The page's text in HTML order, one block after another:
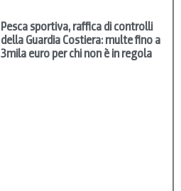
Pesca sportiva, raffica di controlli
della Guardia Costiera: multe fino a
3mila euro per chi non è in regola